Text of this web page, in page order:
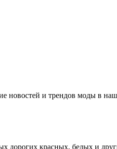
новостей и трендов моды в
дорогих красных, белых и